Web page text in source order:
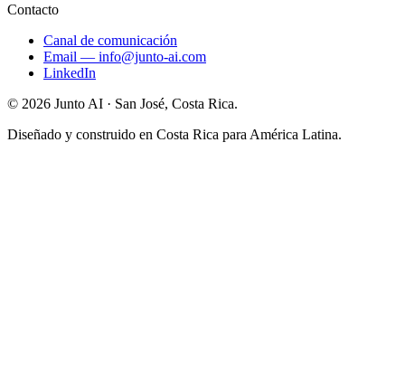
Contacto
Canal de comunicación
Email — info@junto-ai.com
LinkedIn
© 2026 Junto AI · San José, Costa Rica.
Diseñado y construido en Costa Rica para América Latina.